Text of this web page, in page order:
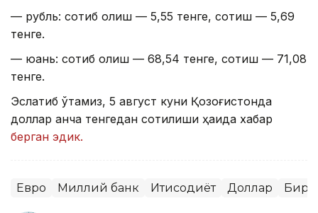
— рубль: сотиб олиш — 5,55 тенге, сотиш — 5,69
тенге.
— юань: сотиб олиш — 68,54 тенге, сотиш — 71,08
тенге.
Эслатиб ўтамиз, 5 август куни Қозоғистонда
доллар қанча тенгедан сотилиши ҳақида хабар
берган эдик.
Евро Миллий банк Иқтисодиёт Доллар